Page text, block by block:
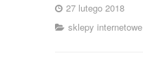
27 lutego 2018
sklepy internetowe